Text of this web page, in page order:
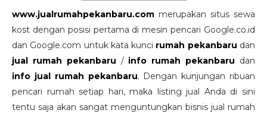
www.jualrumahpekanbaru.com merupakan situs sewa
kost dengan posisi pertama di mesin pencari Google.co.id
dan Google.com untuk kata kunci rumah pekanbaru dan
jual rumah pekanbaru / info rumah pekanbaru dan
info jual rumah pekanbaru. Dengan kunjungan ribuan
pencari rumah setiap hari, maka listing jual Anda di sini
tentu saja akan sangat menguntungkan bisnis jual rumah